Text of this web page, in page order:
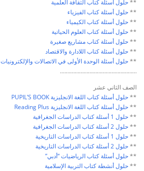
**حلول أسئلة كتاب الثقافة العلمية
**حلول أسئلة كتابالفيزياء
**حلول أسئلة كتابالكيمياء
**حلول أسئلة كتابالعلوم الحياتية
**حلول أسئلة كتابمشاريع صغيرة
**حلول أسئلة كتاب اللادارة والاقتصاد
**حلول أسئلة الوحدة الأولى فيالاتصالات والإلكترونيات
…………………………………………….
الصف الثاني عشر
**حلول أسئلة كتاباللغة الانجليزية PUPIL’S BOOK
**حلول أسئلة كتاباللغة الانجليزية Reading Plus
**حلول 1 أسئلة كتاب
الدراسات الجغرافية
**حلول 2 أسئلة كتاب
الدراسات الجغرافية
**حلول 1 أسئلة كتاب
الدراسات التاريخية
**حلول 2 أسئلة كتاب
الدراسات التاريخية
**حلول أسئلة كتابالرياضيات “أدبي”
**حلول أنشطة كتابالتربية الإسلامية